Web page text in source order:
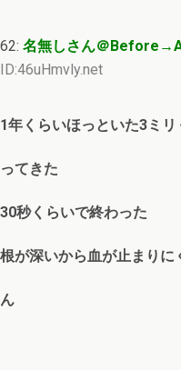
62: 名無しさん＠
ID:46uHmvly.net
1年くらいほっといた3ミ
ってきた
30秒くらいで終わった
根が深いから血が止まりに
ん